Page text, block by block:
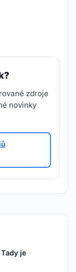
zdroje
novinky
je